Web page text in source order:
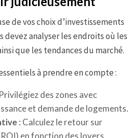
de vos choix d’investissements
devez analyser les endroits où les
que les tendances du marché.
à prendre en compte :
des zones avec
et demande de logements.
: Calculez le retour sur
en fonction des loyers